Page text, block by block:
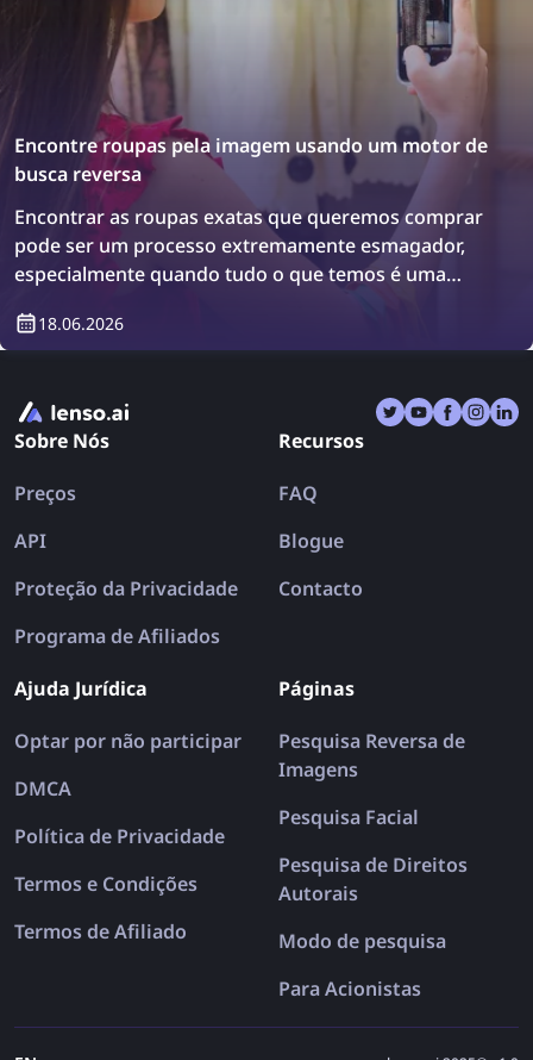
Encontre roupas pela imagem usando um motor de
busca reversa
Encontrar as roupas exatas que queremos comprar
pode ser um processo extremamente esmagador,
especialmente quando tudo o que temos é uma
motores de busca reversa! Descubra como
18.06.2026
Sobre Nós
Preços
API
Proteção da Privacidade
Programa de Afiliados
Recursos
FAQ
Blogue
Contacto
Ajuda Jurídica
Optar por não participar
DMCA
Política de Privacidade
Termos e Condições
Termos de Afiliado
Páginas
Pesquisa Reversa de
Imagens
Pesquisa Facial
Pesquisa de Direitos
Autorais
Modo de pesquisa
Para Acionistas